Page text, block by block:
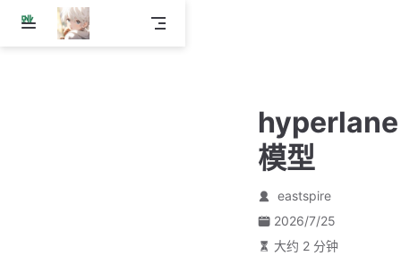
跳
hyperlane
模型
eastspire
2026/7/25
大约 2 分钟